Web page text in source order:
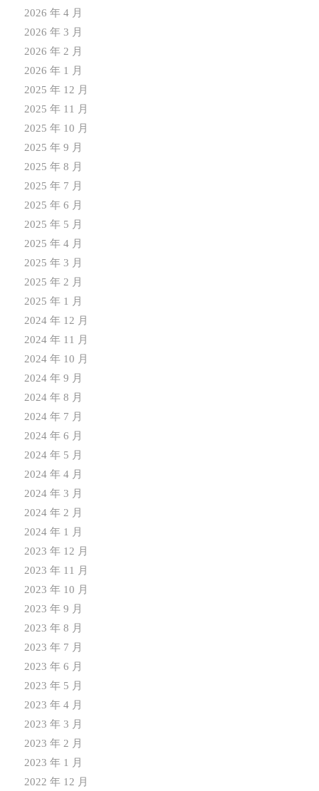
2026 年 4 月
2026 年 3 月
2026 年 2 月
2026 年 1 月
2025 年 12 月
2025 年 11 月
2025 年 10 月
2025 年 9 月
2025 年 8 月
2025 年 7 月
2025 年 6 月
2025 年 5 月
2025 年 4 月
2025 年 3 月
2025 年 2 月
2025 年 1 月
2024 年 12 月
2024 年 11 月
2024 年 10 月
2024 年 9 月
2024 年 8 月
2024 年 7 月
2024 年 6 月
2024 年 5 月
2024 年 4 月
2024 年 3 月
2024 年 2 月
2024 年 1 月
2023 年 12 月
2023 年 11 月
2023 年 10 月
2023 年 9 月
2023 年 8 月
2023 年 7 月
2023 年 6 月
2023 年 5 月
2023 年 4 月
2023 年 3 月
2023 年 2 月
2023 年 1 月
2022 年 12 月